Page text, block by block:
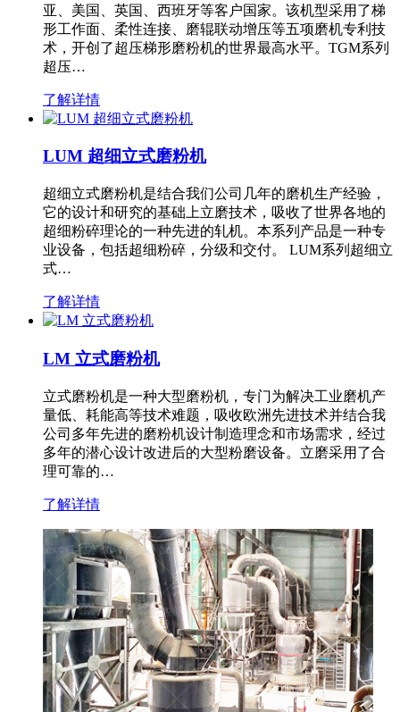
亚、美国、英国、西班牙等客户国家。该机型采用了梯
形工作面、柔性连接、磨辊联动增压等五项磨机专利技
术，开创了超压梯形磨粉机的世界最高水平。TGM系列
超压…
了解详情
LUM 超细立式磨粉机
超细立式磨粉机是结合我们公司几年的磨机生产经验，
它的设计和研究的基础上立磨技术，吸收了世界各地的
超细粉碎理论的一种先进的轧机。本系列产品是一种专
业设备，包括超细粉碎，分级和交付。 LUM系列超细立
式…
了解详情
LM 立式磨粉机
立式磨粉机是一种大型磨粉机，专门为解决工业磨机产
量低、耗能高等技术难题，吸收欧洲先进技术并结合我
公司多年先进的磨粉机设计制造理念和市场需求，经过
多年的潜心设计改进后的大型粉磨设备。立磨采用了合
理可靠的…
了解详情